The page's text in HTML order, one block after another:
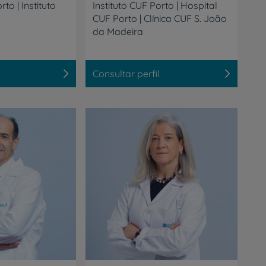
| Instituto
Instituto CUF Porto | Hospital
CUF Porto | Clínica CUF S. João
da Madeira
Consultar perfil